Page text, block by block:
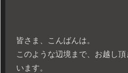
皆さま、こんばんは。
このような辺境まで、お越し
います。